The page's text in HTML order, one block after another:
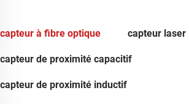
capteur à fibre optique capteur laser
capteur de proximité capacitif
capteur de proximité inductif